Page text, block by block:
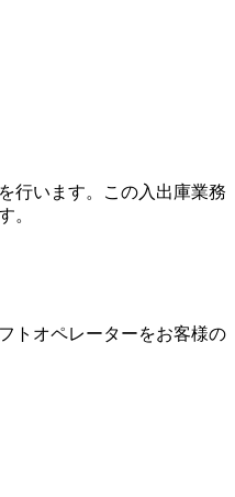
行います。この入出庫業務
。
トオペレーターをお客様の